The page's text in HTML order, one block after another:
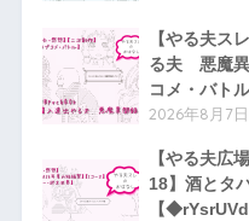
【やる夫ス
る夫 悪魔異
コメ・バトル
2026年8月7日
【やる夫広
18】酒とタ
【